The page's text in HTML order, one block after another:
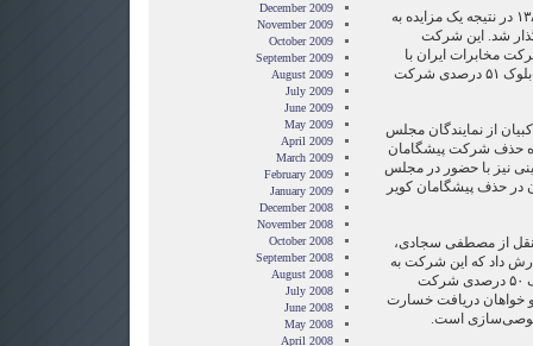
شرکت مخابرات ایران در مهر ١٣٨٨ در نتیجه یک مزایده به
شد. این شرکت
مخابرات ایران با
گذشت حدود نیم ساعت، صاحب بلوک ۵۱ درصدی شرکت
از نمایندگان مجلس
حذف شرکت پیشگامان
نیز با حضور در مجلس
در حذف پیشگامان کویر
آفتاب نیز مرداد ٨٩ به نقل از مصطفی سجادی،
داد که این شرکت به
دلیل حذف ناگهانی از مزایده بلوک ۵٠ درصدی شرکت
خواهان دریافت خسارت
December 2009
November 2009
October 2009
September 2009
August 2009
July 2009
June 2009
May 2009
April 2009
March 2009
February 2009
January 2009
December 2008
November 2008
October 2008
September 2008
August 2008
July 2008
June 2008
May 2008
April 2008